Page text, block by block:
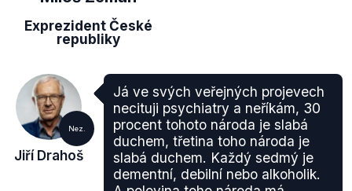
Exprezident České
republiky
Nez.
Jiří Drahoš
Já ve svých veřejných projevech
necituji psychiatry a neříkám, 30
procent tohoto národa je slabá
duchem, třetina toho národa je
slabá duchem. Každý sedmý je
dementní, debilní nebo alkoholik.